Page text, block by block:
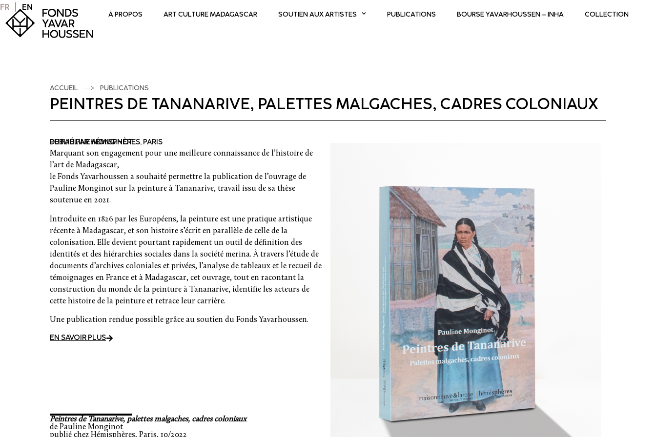
FR EN
À PROPOS ART CULTURE MADAGASCAR SOUTIEN AUX ARTISTES PUBLICATIONS BOURSE YAVARHOUSSEN – INHA COLLECTION
ACCUEIL PUBLICATIONS
PEINTRES DE TANANARIVE, PALETTES MALGACHES, CADRES COLONIAUX
DE PAULINE MONGINOT
PUBLIÉ PAR HÉMISPHÈRES, PARIS
Marquant son engagement pour une meilleure connaissance de l’histoire de
l’art de Madagascar,
le Fonds Yavarhoussen a souhaité permettre la publication de l’ouvrage de
Pauline Monginot sur la peinture à Tananarive, travail issu de sa thèse
soutenue en 2021.
Introduite en 1826 par les Européens, la peinture est une pratique artistique
récente à Madagascar, et son histoire s’écrit en parallèle de celle de la
colonisation. Elle devient pourtant rapidement un outil de définition des
identités et des hiérarchies sociales dans la société merina. À travers l’étude de
documents d’archives coloniales et privées, l’analyse de tableaux et le recueil de
témoignages en France et à Madagascar, cet ouvrage, tout en racontant la
construction du monde de la peinture à Tananarive, identifie les acteurs de
cette histoire de la peinture et retrace leur carrière.
Une publication rendue possible grâce au soutien du Fonds Yavarhoussen.
EN SAVOIR PLUS
Peintres de Tananarive, palettes malgaches, cadres coloniaux
de Pauline Monginot
publié chez Hémisphères, Paris, 10/2022